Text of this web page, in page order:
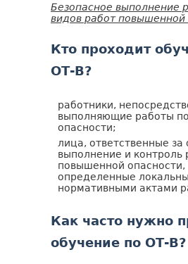
Безопасное выполнение
видов работ повышенной
Кто проходит
ОТ-В?
работники,
выполняющие работы
опасности;
лица, ответственные за
выполнение и контроль
повышенной опасности,
определенные
нормативными актами
Как часто нужно
обучение по ОТ-В?